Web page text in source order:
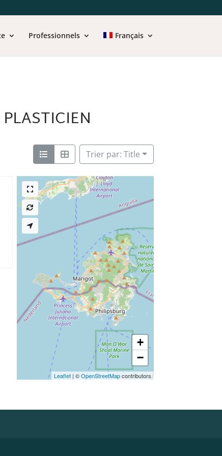
Professionnels Français
Trier par: Title
+
−
Leaflet| ©OpenStreetMapcontributors